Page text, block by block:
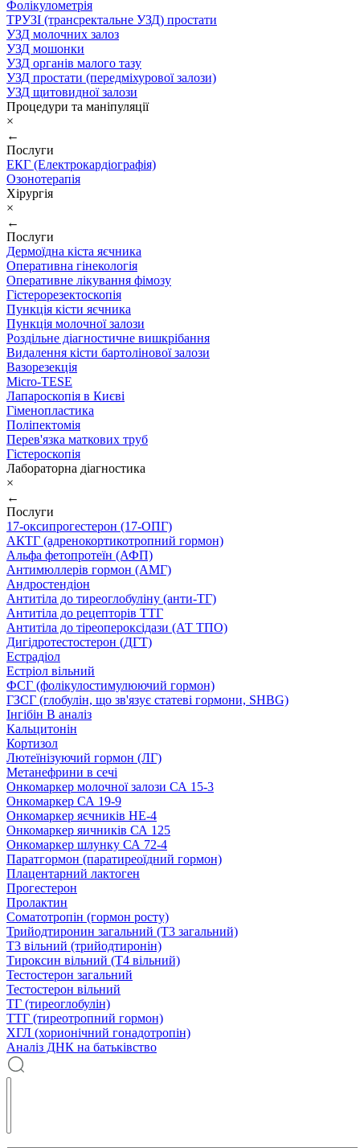
Фолікулометрія
ТРУЗІ (трансректальне УЗД) простати
УЗД молочних залоз
УЗД мошонки
УЗД органів малого тазу
УЗД простати (передміхурової залози)
УЗД щитовидної залози
Процедури та маніпуляції
×
←
Послуги
ЕКГ (Електрокардіографія)
Озонотерапія
Хірургія
×
←
Послуги
Дермоїдна кіста яєчника
Оперативна гінекологія
Оперативне лікування фімозу
Гістерорезектоскопія
Пункція кісти яєчника
Пункція молочної залози
Роздільне діагностичне вишкрібання
Видалення кісти бартолінової залози
Вазорезекція
Micro-TESE
Лапароскопія в Києві
Гіменопластика
Поліпектомія
Перев'язка маткових труб
Гістероскопія
Лабораторна діагностика
×
←
Послуги
17-оксипрогестерон (17-ОПГ)
АКТГ (адренокортикотропний гормон)
Альфа фетопротеїн (АФП)
Антимюллерів гормон (АМГ)
Андростендіон
Антитіла до тиреоглобуліну (анти-ТГ)
Антитіла до рецепторів ТТГ
Антитіла до тіреопероксідази (АТ ТПО)
Дигідротестостерон (ДГТ)
Естрадіол
Естріол вільний
ФСГ (фолікулостимулюючий гормон)
ГЗСГ (глобулін, що зв'язує статеві гормони, SHBG)
Інгібін B аналіз
Кальцитонін
Кортизол
Лютеїнізуючий гормон (ЛГ)
Метанефрини в сечі
Онкомаркер молочної залози СА 15-3
Онкомаркер СА 19-9
Онкомаркер яєчників НЕ-4
Онкомаркер яичників СА 125
Онкомаркер шлунку СА 72-4
Паратгормон (паратиреоїдний гормон)
Плацентарний лактоген
Прогестерон
Пролактин
Соматотропін (гормон росту)
Трийодтиронин загальний (Т3 загальний)
Т3 вільний (трийодтиронін)
Тироксин вільний (Т4 вільний)
Тестостерон загальний
Тестостерон вільний
ТГ (тиреоглобулін)
ТТГ (тиреотропний гормон)
ХГЛ (хорионічний гонадотропін)
Аналіз ДНК на батьківство